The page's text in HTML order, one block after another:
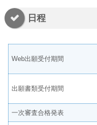
日程
Web出願受付期間
出願書類受付期間
一次審査合格発表